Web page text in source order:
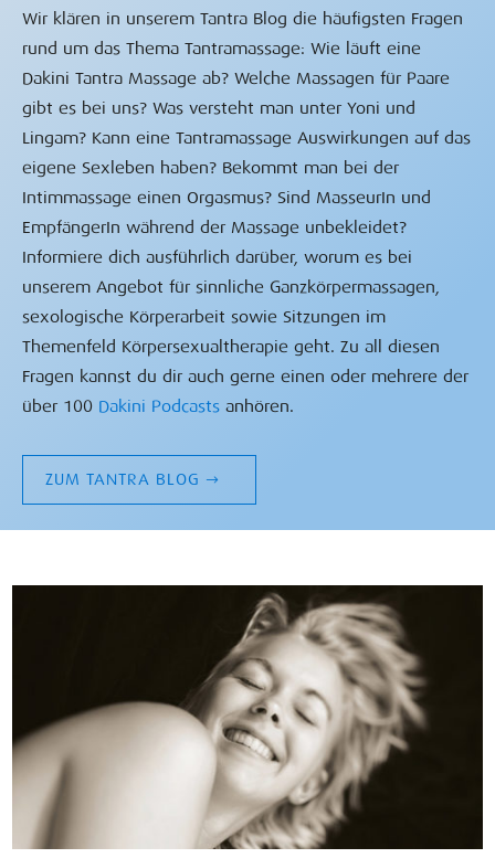
Wir klären in unserem Tantra Blog die häufigsten Fragen
rund um das Thema Tantramassage: Wie läuft eine
Dakini Tantra Massage ab? Welche Massagen für Paare
gibt es bei uns? Was versteht man unter Yoni und
Lingam? Kann eine Tantramassage Auswirkungen auf das
eigene Sexleben haben? Bekommt man bei der
Intimmassage einen Orgasmus? Sind MasseurIn und
EmpfängerIn während der Massage unbekleidet?
Informiere dich ausführlich darüber, worum es bei
unserem Angebot für sinnliche Ganzkörpermassagen,
sexologische Körperarbeit sowie Sitzungen im
Themenfeld Körpersexualtherapie geht. Zu all diesen
Fragen kannst du dir auch gerne einen oder mehrere der
über 100 Dakini Podcasts anhören.
ZUM TANTRA BLOG